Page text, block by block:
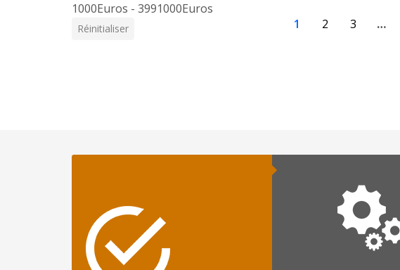
1000Euros - 3991000Euros
Réinitialiser 1 2 3 …